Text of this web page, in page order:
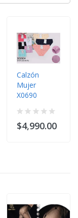
Calzón
Mujer
X0690
$4,990.00